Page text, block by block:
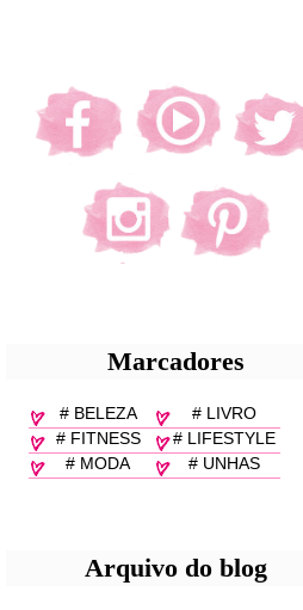
Marcadores
# BELEZA
# LIVRO
# FITNESS
# LIFESTYLE
# MODA
# UNHAS
Arquivo do blog